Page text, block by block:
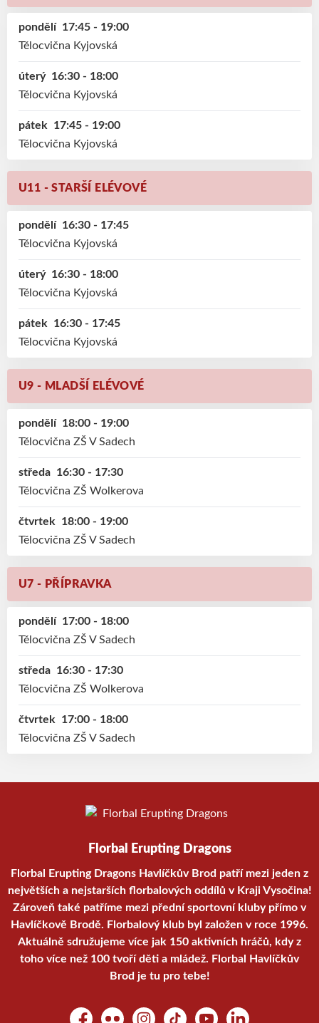
pondělí 17:45 - 19:00
Tělocvična Kyjovská
úterý 16:30 - 18:00
Tělocvična Kyjovská
pátek
17:45 - 19:00
Tělocvična Kyjovská
U11 - STARŠÍ ELÉVOVÉ
pondělí 16:30 - 17:45
Tělocvična Kyjovská
úterý 16:30 - 18:00
Tělocvična Kyjovská
pátek
16:30 - 17:45
Tělocvična Kyjovská
U9 - MLADŠÍ ELÉVOVÉ
pondělí 18:00 - 19:00
Tělocvična ZŠ V Sadech
středa 16:30 - 17:30
Tělocvična ZŠ Wolkerova
čtvrtek
18:00 - 19:00
Tělocvična ZŠ V Sadech
U7 - PŘÍPRAVKA
pondělí 17:00 - 18:00
Tělocvična ZŠ V Sadech
středa 16:30 - 17:30
Tělocvična ZŠ Wolkerova
čtvrtek
17:00 - 18:00
Tělocvična ZŠ V Sadech
Florbal Erupting Dragons
Florbal Erupting Dragons Havlíčkův Brod patří mezi jeden z
největších a nejstarších florbalových oddílů v Kraji Vysočina!
Zároveň také patříme mezi přední sportovní kluby přímo v
Havlíčkově Brodě. Florbalový klub byl založen v roce 1996.
Aktuálně sdružujeme více jak 150 aktivních hráčů, kdy z
toho více než 100 tvoří děti a mládež. Florbal Havlíčkův
Brod je tu pro tebe!